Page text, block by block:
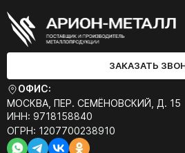
ЗАКАЗАТЬ
ОФИС:
МОСКВА, ПЕР. СЕМЁНОВСКИЙ, Д. 15
ИНН: 9718158840
ОГРН: 1207700238910